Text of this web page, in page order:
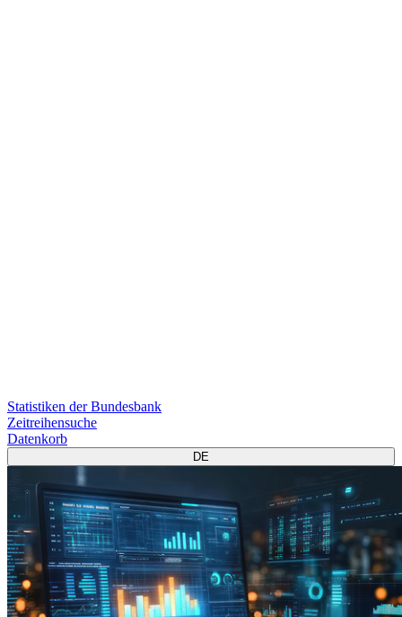
Statistiken der Bundesbank
Zeitreihensuche
Datenkorb
DE